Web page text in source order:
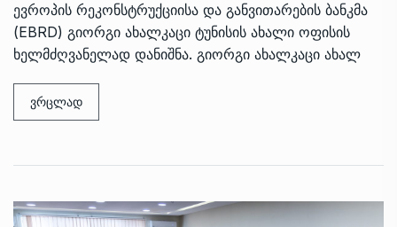
ევროპის რეკონსტრუქციისა და განვითარების ბანკმა
(EBRD) გიორგი ახალკაცი ტუნისის ახალი ოფისის
ხელმძღვანელად დანიშნა. გიორგი ახალკაცი ახალ
ვრცლად